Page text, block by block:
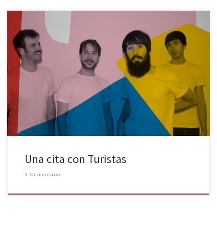
Las citas a ciegas son una constante en el periodismo. Cuadrar
agendas y quedar en terreno neutral, normalmente un bar, es tan
habitual que debería impartirse como asignatura en las
universidades. Elegir un bar es imprescindible siempre que haya
músicos o periodistas entre los citados. La presencia de alcohol
tranquiliza […]
Una cita con Turistas
1 Comentario